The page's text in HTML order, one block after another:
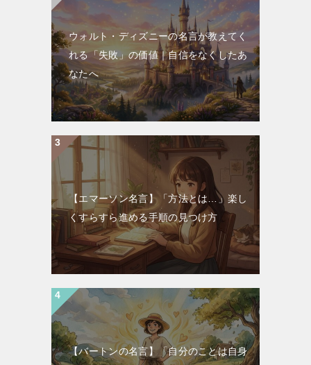
ウォルト・ディズニーの名言が教えてく
れる「失敗」の価値｜自信をなくしたあ
なたへ
【エマーソン名言】「方法とは…」楽し
くすらすら進める手順の見つけ方
【バートンの名言】「自分のことは自身